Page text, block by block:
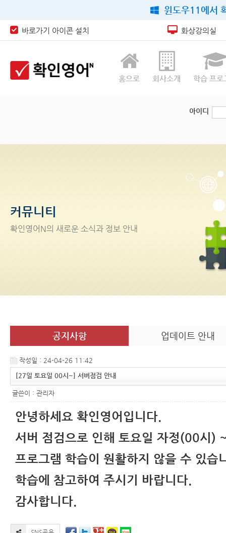
윈도우11에서
바로가기 아이콘 설치 화상강의실
홈으로 회사소개 학습 프로
아이디
커뮤니티
확인영어 N의 새로운 소식과 정보 안내
공지사항 업데이트 안내
작성일 : 24-04-26 11:42
[27일 토요일 00시~] 서버점검 안내
글쓴이 : 관리자
안녕하세요 확인영어입니다.
서버 점검으로 인해 토요일 자정(00시)
프로그램 학습이 원활하지 않을 수 있습
학습에 참고하여 주시기 바랍니다.
감사합니다.